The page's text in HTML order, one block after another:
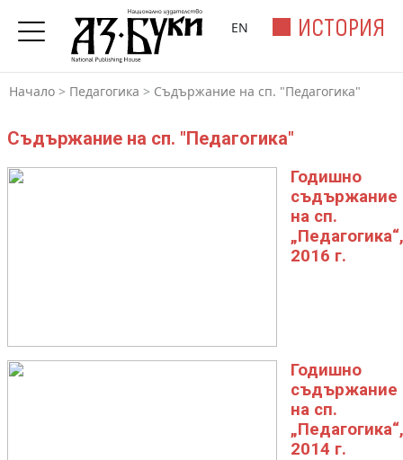
ИСТОРИЯ
EN
Начало > Педагогика > Съдържание на сп. "Педагогика"
Съдържание на сп. "Педагогика"
Годишно
съдържание
на сп.
„Педагогика“,
2016 г.
Годишно
съдържание
на сп.
„Педагогика“,
2014 г.